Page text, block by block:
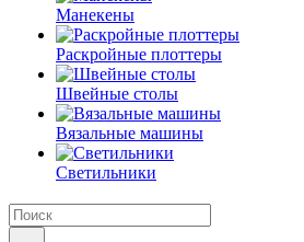
Манекены
Раскройные плоттеры
Швейные столы
Вязальные машины
Светильники